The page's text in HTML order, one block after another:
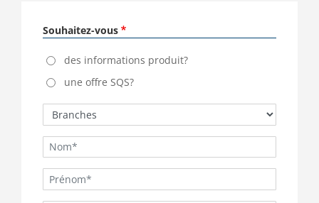
Souhaitez-vous
des informations produit?
une offre SQS?